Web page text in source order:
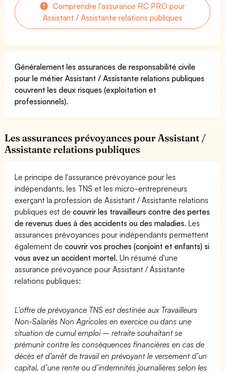
Comprendre l'assurance RC PRO pour
Assistant / Assistante relations publiques
Généralement les assurances de responsabilité civile
pour le métier Assistant / Assistante relations publiques
couvrent les deux risques (exploitation et
professionnels).
Les assurances prévoyances pour Assistant /
Assistante relations publiques
Le principe de l'assurance prévoyance pour les
indépendants, les TNS et les micro-entrepreneurs
exerçant la profession de Assistant / Assistante relations
publiques est decouvrir les travailleurs contre des pertes
de revenus dues à des accidents ou des maladies. Les
assurances prévoyances pour indépendants permettent
également decouvrir vos proches (conjoint et enfants) si
vous avez un accident mortel. Un résumé d'une
assurance prévoyance pour Assistant / Assistante
relations publiques:
L’offre de prévoyance TNS est destinée aux Travailleurs
Non-Salariés Non Agricoles en exercice ou dans une
situation de cumul emploi – retraite souhaitant se
prémunir contre les conséquences financières en cas de
décès et d’arrêt de travail en prévoyant le versement d’un
capital, d’une rente ou d’indemnités journalières selon les